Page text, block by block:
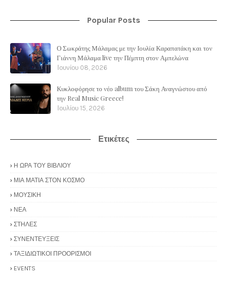
Popular Posts
Ο Σωκράτης Μάλαμας με την Ιουλία Καραπατάκη και τον
Γιάννη Μάλαμα live την Πέμπτη στον Αμπελώνα
Ιουνίου 08, 2026
Κυκλοφόρησε το νέο album του Σάκη Αναγνώστου από
την Real Music Greece!
Ιουλίου 15, 2026
Ετικέτες
Η ΩΡΑ ΤΟΥ ΒΙΒΛΙΟΥ
ΜΙΑ ΜΑΤΙΑ ΣΤΟΝ ΚΟΣΜΟ
ΜΟΥΣΙΚΗ
ΝΕΑ
ΣΤΗΛΕΣ
ΣΥΝΕΝΤΕΥΞΕΙΣ
ΤΑΞΙΔΙΩΤΙΚΟΙ ΠΡΟΟΡΙΣΜΟΙ
EVENTS